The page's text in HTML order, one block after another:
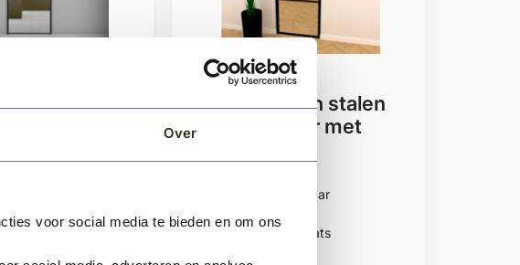
Over
voor social media te bieden en om ons
stalen
incl.
te
Te bestellen
Metaal Design stalen
scharnierdeur met
Roedeverdeling naar
Ook mogelijk in taats